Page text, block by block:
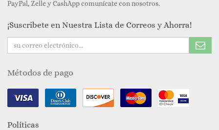
PayPal, Zelle y CashApp comunícate con nosotros.
¡Suscribete en Nuestra Lista de Correos y Ahorra!
Métodos de pago
Políticas